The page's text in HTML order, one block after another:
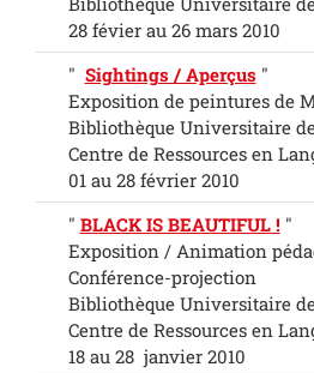
28 févier au 26 mars 2010
" Sightings / Aperçus "
Exposition de peintures de
Bibliothèque Universitaire
Centre de Ressources en
01 au 28 février 2010
" BLACK IS BEAUTIFUL ! "
Exposition / Animation
Conférence-projection
Bibliothèque Universitaire
Centre de Ressources en
18 au 28 janvier 2010